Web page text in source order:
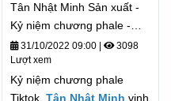
Tân Nhật Minh Sản xuất -
Kỷ niệm chương phale -
TIKTOK - Chương trình
FASHUP 2022
31/10/2022 09:00
3098
Lượt xem
Kỷ niệm chương phale
Tiktok, Tân Nhật Minh vinh